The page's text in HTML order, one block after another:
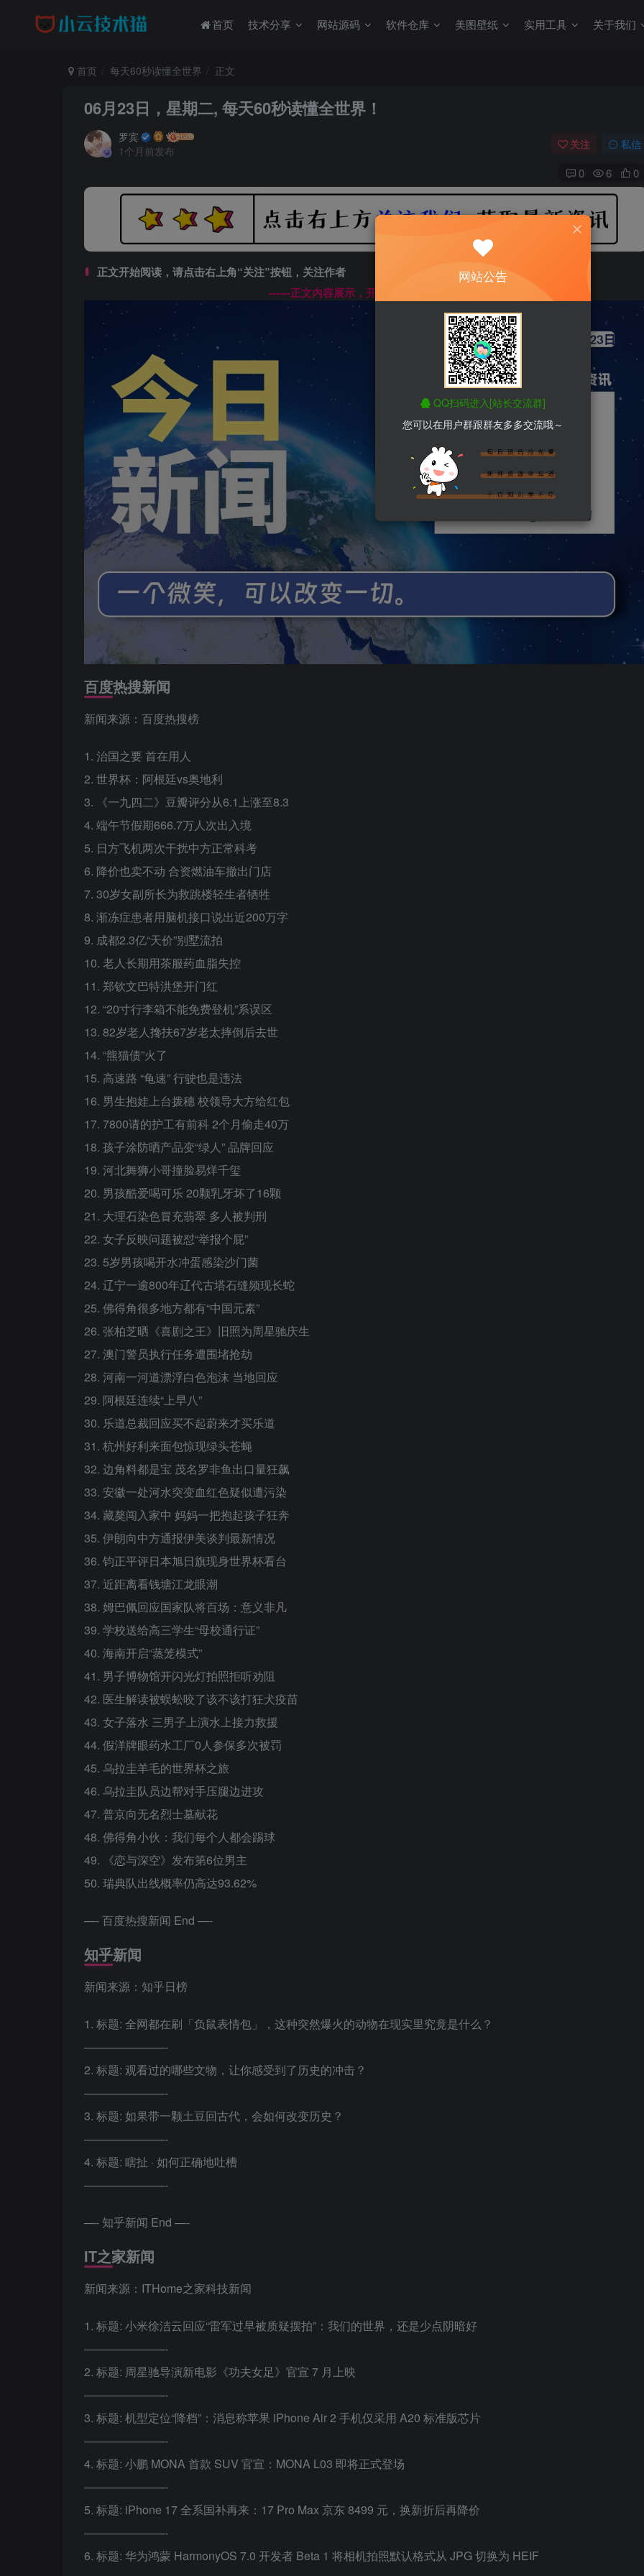
首页 技术分享 网站源码 软件仓库 美图壁纸 实用工具 关于我们
首页 每天60秒读懂全世界 正文
06月23日，星期二, 每天60秒读懂全世界！
罗宾
1个月前发布
关注 私信
0 6 0
正文开始阅读，请点击右上角“关注”按钮，关注作者
------正文内容展示，开始汲取新知识------
百度热搜新闻
新闻来源：百度热搜榜
1. 治国之要 首在用人
2. 世界杯：阿根廷vs奥地利
3. 《一九四二》豆瓣评分从6.1上涨至8.3
4. 端午节假期666.7万人次出入境
5. 日方飞机两次干扰中方正常科考
6. 降价也卖不动 合资燃油车撤出门店
7. 30岁女副所长为救跳楼轻生者牺牲
8. 渐冻症患者用脑机接口说出近200万字
9. 成都2.3亿“天价”别墅流拍
10. 老人长期用茶服药血脂失控
11. 郑钦文巴特洪堡开门红
12. “20寸行李箱不能免费登机”系误区
13. 82岁老人搀扶67岁老太摔倒后去世
14. “熊猫债”火了
15. 高速路 “龟速” 行驶也是违法
16. 男生抱娃上台拨穗 校领导大方给红包
17. 7800请的护工有前科 2个月偷走40万
18. 孩子涂防晒产品变“绿人” 品牌回应
19. 河北舞狮小哥撞脸易烊千玺
20. 男孩酷爱喝可乐 20颗乳牙坏了16颗
21. 大理石染色冒充翡翠 多人被判刑
22. 女子反映问题被怼“举报个屁”
23. 5岁男孩喝开水冲蛋感染沙门菌
24. 辽宁一逾800年辽代古塔石缝频现长蛇
25. 佛得角很多地方都有“中国元素”
26. 张柏芝晒《喜剧之王》旧照为周星驰庆生
27. 澳门警员执行任务遭围堵抢劫
28. 河南一河道漂浮白色泡沫 当地回应
29. 阿根廷连续“上早八”
30. 乐道总裁回应买不起蔚来才买乐道
31. 杭州好利来面包惊现绿头苍蝇
32. 边角料都是宝 茂名罗非鱼出口量狂飙
33. 安徽一处河水突变血红色疑似遭污染
34. 藏獒闯入家中 妈妈一把抱起孩子狂奔
35. 伊朗向中方通报伊美谈判最新情况
36. 钧正平评日本旭日旗现身世界杯看台
37. 近距离看钱塘江龙眼潮
38. 姆巴佩回应国家队将百场：意义非凡
39. 学校送给高三学生“母校通行证”
40. 海南开启“蒸笼模式”
41. 男子博物馆开闪光灯拍照拒听劝阻
42. 医生解读被蜈蚣咬了该不该打狂犬疫苗
43. 女子落水 三男子上演水上接力救援
44. 假洋牌眼药水工厂0人参保多次被罚
45. 乌拉圭羊毛的世界杯之旅
46. 乌拉圭队员边帮对手压腿边进攻
47. 普京向无名烈士墓献花
48. 佛得角小伙：我们每个人都会踢球
49. 《恋与深空》发布第6位男主
50. 瑞典队出线概率仍高达93.62%
—- 百度热搜新闻 End —-
知乎新闻
新闻来源：知乎日榜
1. 标题: 全网都在刷「负鼠表情包」，这种突然爆火的动物在现实里究竟是什么？
———————-
2. 标题: 观看过的哪些文物，让你感受到了历史的冲击？
———————-
3. 标题: 如果带一颗土豆回古代，会如何改变历史？
———————-
4. 标题: 瞎扯 · 如何正确地吐槽
———————-
—- 知乎新闻 End —-
IT之家新闻
新闻来源：ITHome之家科技新闻
1. 标题: 小米徐洁云回应“雷军过早被质疑摆拍”：我们的世界，还是少点阴暗好
———————-
2. 标题: 周星驰导演新电影《功夫女足》官宣 7 月上映
———————-
3. 标题: 机型定位“降档”：消息称苹果 iPhone Air 2 手机仅采用 A20 标准版芯片
———————-
4. 标题: 小鹏 MONA 首款 SUV 官宣：MONA L03 即将正式登场
———————-
5. 标题: iPhone 17 全系国补再来：17 Pro Max 京东 8499 元，换新折后再降价
———————-
6. 标题: 华为鸿蒙 HarmonyOS 7.0 开发者 Beta 1 将相机拍照默认格式从 JPG 切换为 HEIF
网站公告
QQ扫码进入[站长交流群]
您可以在用户群跟群友多多交流哦～